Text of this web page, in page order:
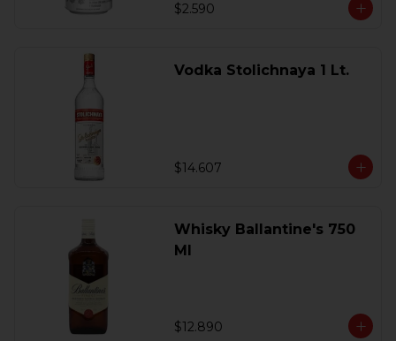
$2.590
Vodka Stolichnaya 1 Lt.
$14.607
Whisky Ballantine's 750
Ml
$12.890